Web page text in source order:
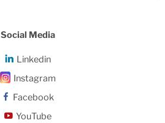
Social Media
Linkedin
Instagram
Facebook
YouTube